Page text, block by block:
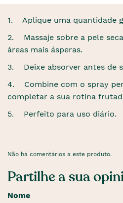
1. Aplique uma quantidade
2. Massaje sobre a pele
áreas mais ásperas.
3. Deixe absorver antes de
4. Combine com o spray
completar a sua rotina
5. Perfeito para uso diário.
Não há comentários a este produto.
Partilhe a sua
Nome